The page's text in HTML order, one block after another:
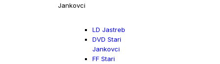
Jankovci
LD Jastreb
DVD Stari
Jankovci
FF Stari